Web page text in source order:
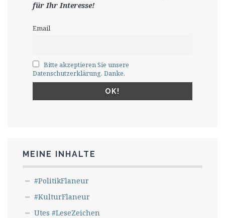
für Ihr Interesse!
Email
Bitte akzeptieren Sie unsere
Datenschutzerklärung. Danke.
MEINE INHALTE
#PolitikFlaneur
#KulturFlaneur
Utes #LeseZeichen